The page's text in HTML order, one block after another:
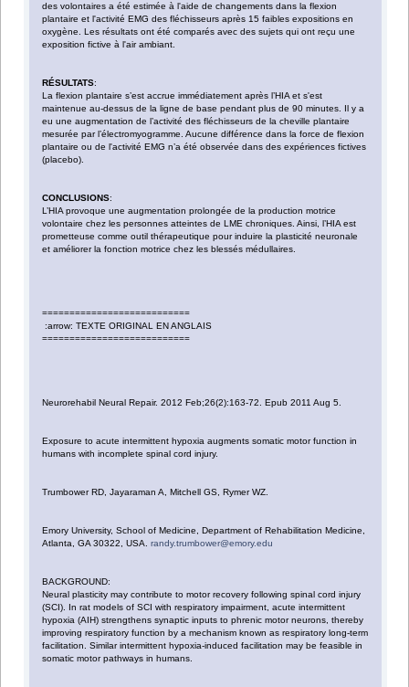
des volontaires a été estimée à l'aide de changements dans la flexion
plantaire et l'activité EMG des fléchisseurs après 15 faibles expositions en
oxygène. Les résultats ont été comparés avec des sujets qui ont reçu une
exposition fictive à l'air ambiant.
RÉSULTATS:
La flexion plantaire s’est accrue immédiatement après l’HIA et s'est
maintenue au-dessus de la ligne de base pendant plus de 90 minutes. Il y a
eu une augmentation de l’activité des fléchisseurs de la cheville plantaire
mesurée par l’électromyogramme. Aucune différence dans la force de flexion
plantaire ou de l'activité EMG n’a été observée dans des expériences fictives
(placebo).
CONCLUSIONS:
L’HIA provoque une augmentation prolongée de la production motrice
volontaire chez les personnes atteintes de LME chroniques. Ainsi, l’HIA est
prometteuse comme outil thérapeutique pour induire la plasticité neuronale
et améliorer la fonction motrice chez les blessés médullaires.
===========================
:arrow: TEXTE ORIGINAL EN ANGLAIS
===========================
Neurorehabil Neural Repair. 2012 Feb;26(2):163-72. Epub 2011 Aug 5.
Exposure to acute intermittent hypoxia augments somatic motor function in
humans with incomplete spinal cord injury.
Trumbower RD, Jayaraman A, Mitchell GS, Rymer WZ.
Emory University, School of Medicine, Department of Rehabilitation Medicine,
Atlanta, GA 30322, USA.randy.trumbower@emory.edu
BACKGROUND:
Neural plasticity may contribute to motor recovery following spinal cord injury
(SCI). In rat models of SCI with respiratory impairment, acute intermittent
hypoxia (AIH) strengthens synaptic inputs to phrenic motor neurons, thereby
improving respiratory function by a mechanism known as respiratory long-term
facilitation. Similar intermittent hypoxia-induced facilitation may be feasible in
somatic motor pathways in humans.